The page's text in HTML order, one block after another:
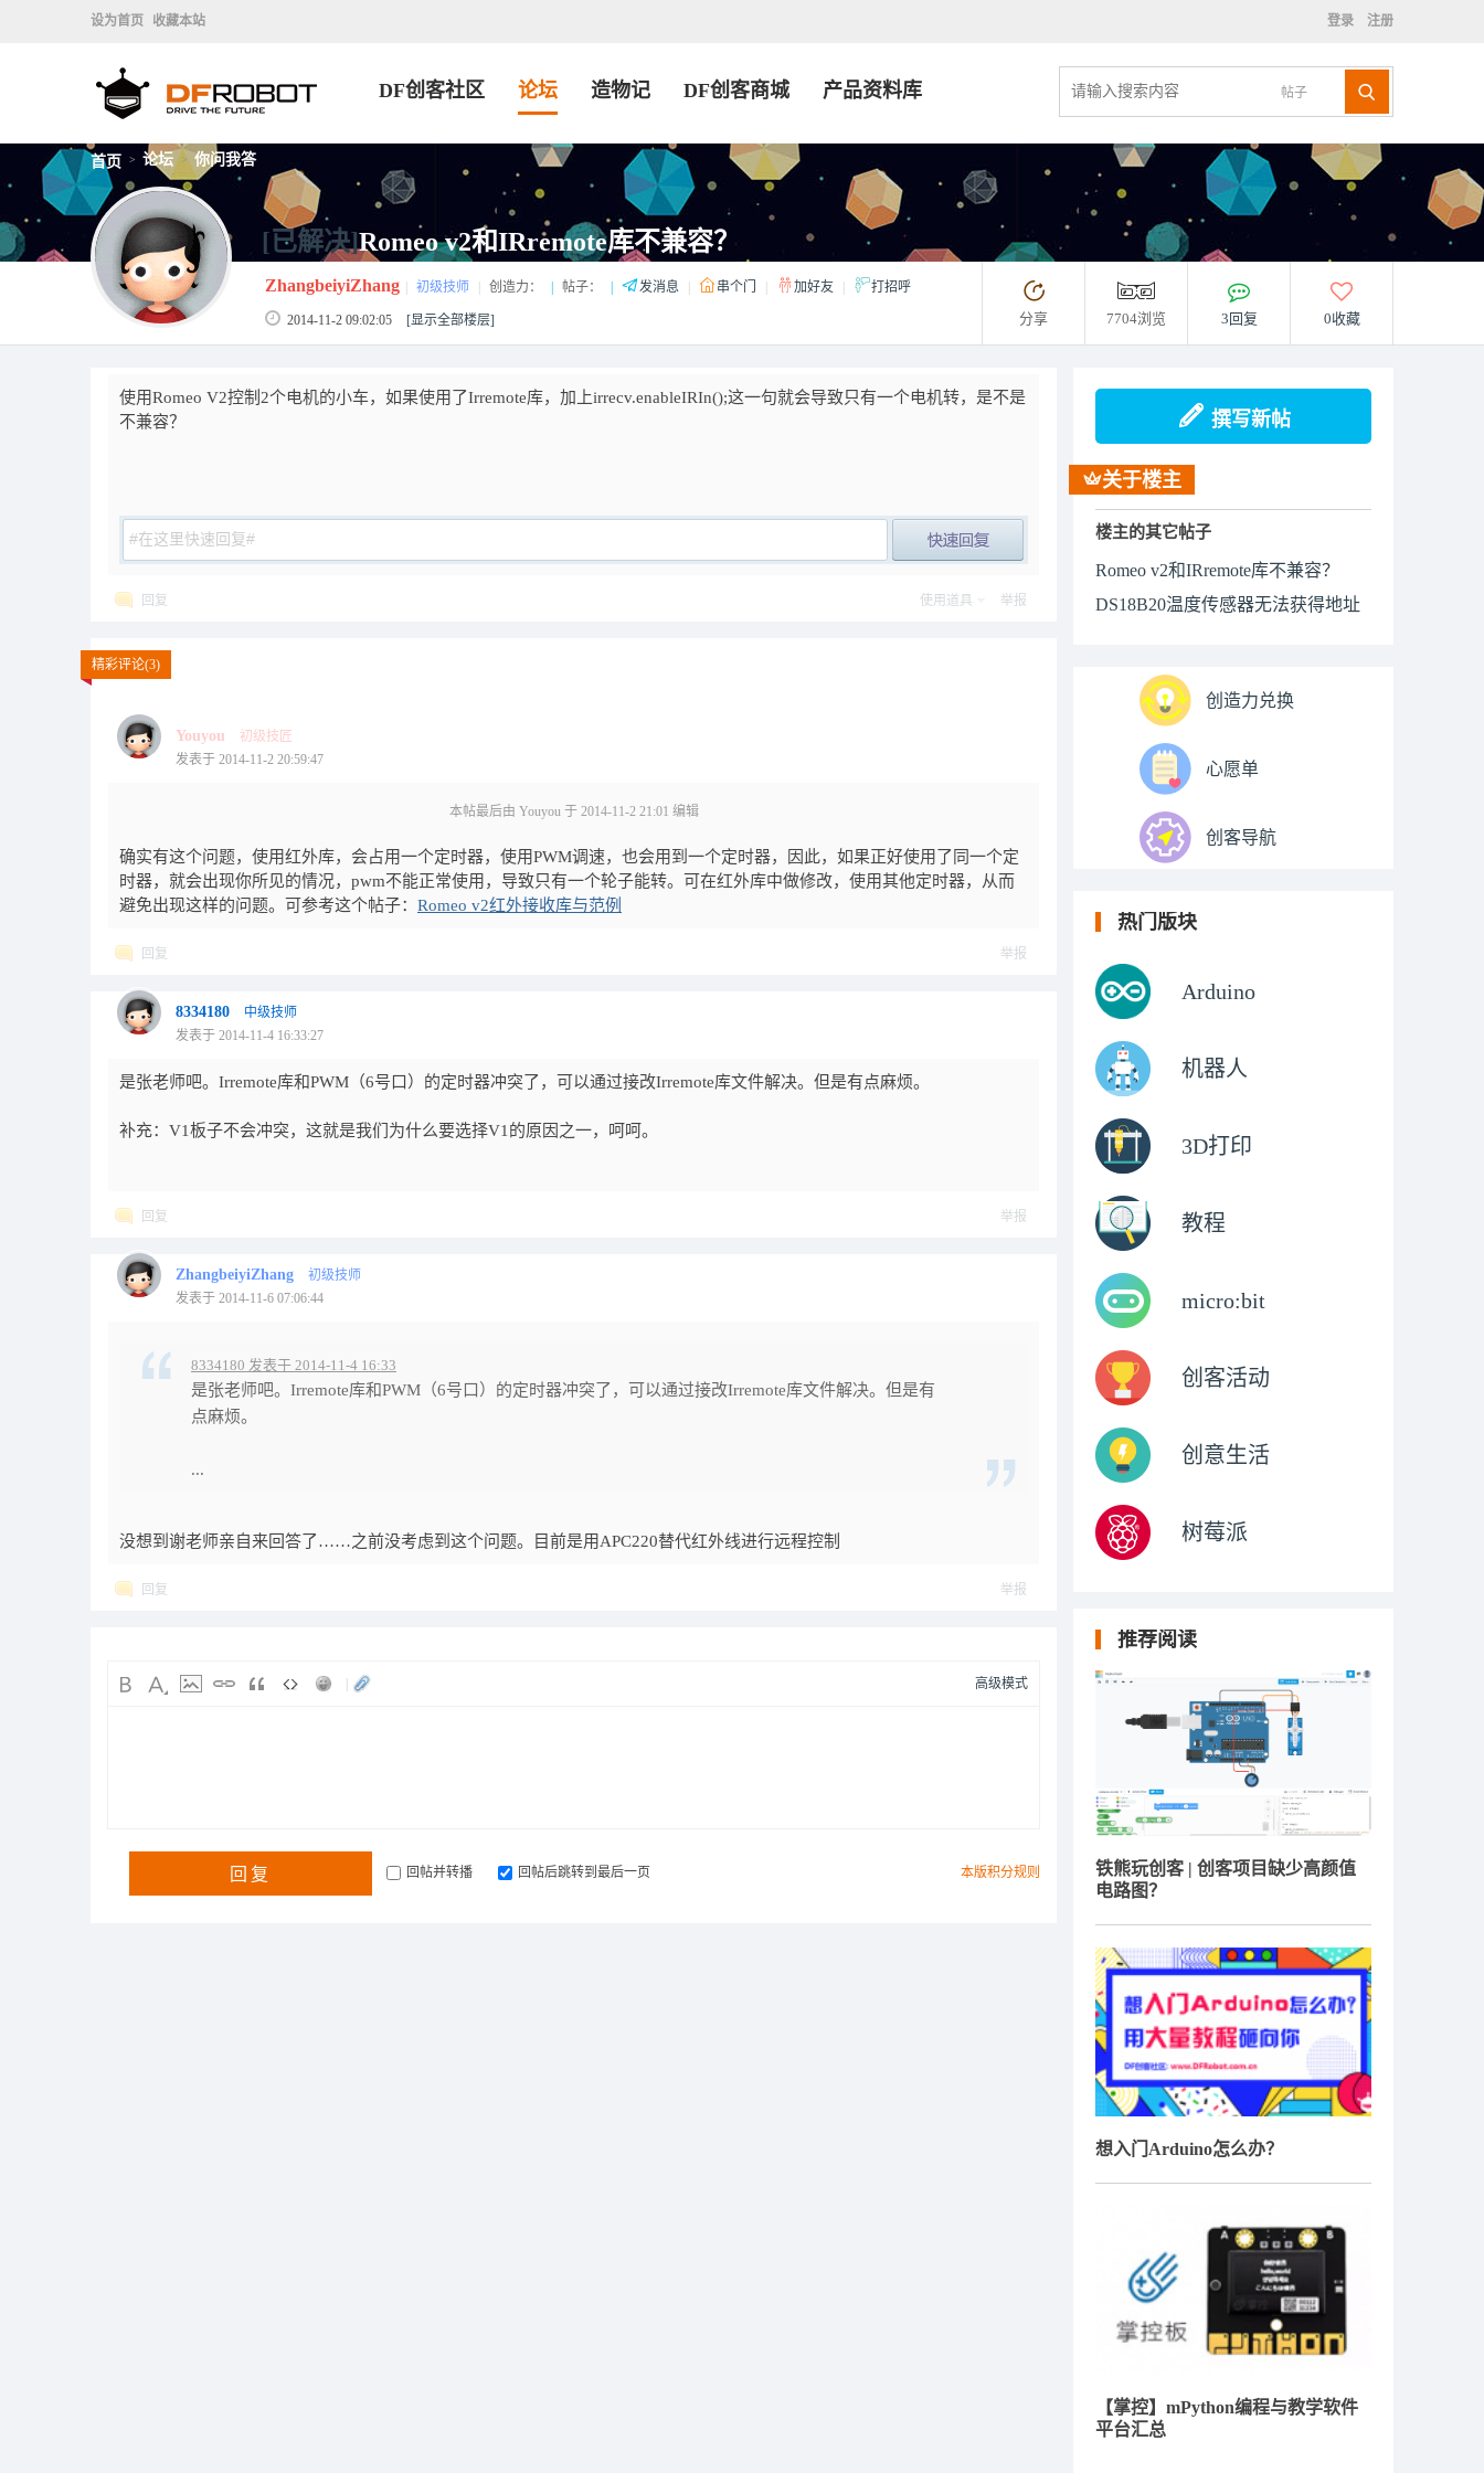
设为首页 收藏本站 登录 注册
帖子
DF创客社区 论坛 造物记 DF创客商城 产品资料库
首页 > 论坛 > 你问我答
[已解决]Romeo v2和IRremote库不兼容？
ZhangbeiyiZhang 初级技师 创造力： 帖子： 发消息 串个门 加好友 打招呼
2014-11-2 09:02:05 [显示全部楼层] 分享 7704浏览 3回复 0收藏
使用Romeo V2控制2个电机的小车，如果使用了Irremote库，加上irrecv.enableIRIn();这一句就会导致只有一个电机转，是不是
不兼容？
回复 使用道具 举报
精彩评论(3)
Youyou
初级技匠
发表于 2014-11-2 20:59:47
本帖最后由 Youyou 于 2014-11-2 21:01 编辑
确实有这个问题，使用红外库，会占用一个定时器，使用PWM调速，也会用到一个定时器，因此，如果正好使用了同一个定
时器，就会出现你所见的情况，pwm不能正常使用，导致只有一个轮子能转。可在红外库中做修改，使用其他定时器，从而
避免出现这样的问题。可参考这个帖子： Romeo v2红外接收库与范例
回复 举报
8334180
中级技师
发表于 2014-11-4 16:33:27
是张老师吧。Irremote库和PWM（6号口）的定时器冲突了，可以通过接改Irremote库文件解决。但是有点麻烦。
补充：V1板子不会冲突，这就是我们为什么要选择V1的原因之一，呵呵。
回复 举报
ZhangbeiyiZhang
初级技师
发表于 2014-11-6 07:06:44
8334180 发表于 2014-11-4 16:33
是张老师吧。Irremote库和PWM（6号口）的定时器冲突了，可以通过接改Irremote库文件解决。但是有
点麻烦。
...
没想到谢老师亲自来回答了……之前没考虑到这个问题。目前是用APC220替代红外线进行远程控制
回复 举报
高级模式
本版积分规则
回复 回帖并转播 回帖后跳转到最后一页
撰写新帖
关于楼主
楼主的其它帖子
Romeo v2和IRremote库不兼容？
DS18B20温度传感器无法获得地址
创造力兑换
心愿单
创客导航
热门版块
Arduino
机器人
3D打印
教程
micro:bit
创客活动
创意生活
树莓派
推荐阅读
铁熊玩创客 | 创客项目缺少高颜值
电路图？
想入门Arduino怎么办？
【掌控】mPython编程与教学软件
平台汇总